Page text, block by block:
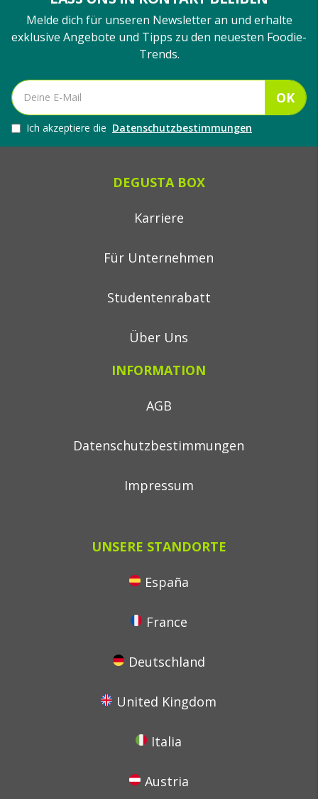
Melde dich für unseren Newsletter an und erhalte
exklusive Angebote und Tipps zu den neuesten Foodie-
Trends.
OK
Ich akzeptiere die Datenschutzbestimmungen
DEGUSTA BOX
Karriere
Für Unternehmen
Studentenrabatt
Über Uns
INFORMATION
AGB
Datenschutzbestimmungen
Impressum
UNSERE STANDORTE
España
France
Deutschland
United Kingdom
Italia
Austria